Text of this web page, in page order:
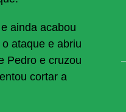
ainda acabou
ataque e abriu
Pedro e cruzou
cortar a